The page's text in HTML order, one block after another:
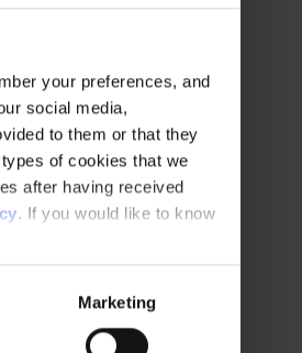
your preferences, and
social media,
to them or that they
of cookies that we
after having received
. If you would like to know
Marketing